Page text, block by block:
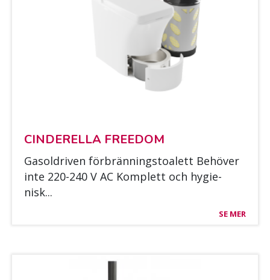
CIN­DE­REL­LA FREE­DOM
Ga­soldri­ven förbrän­nings­toa­lett Be­hö­ver
inte 220-240 V AC Komplett och hy­gie­
nisk...
SE MER